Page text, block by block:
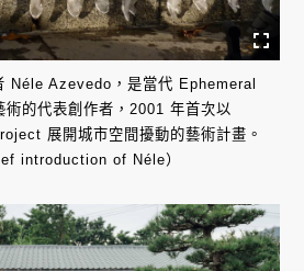
Néle Azevedo，是當代 Ephemeral
的代表創作者，2001 年首次以
展開城市空間擾動的藝術計畫。
introduction of Néle）